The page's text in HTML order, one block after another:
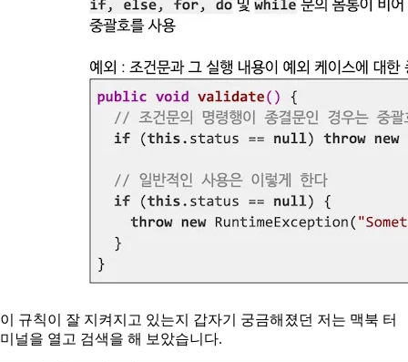
이 규칙이 잘 지켜지고 있는지 갑자기 궁금해졌던 저는 맥북 터
미널을 열고 검색을 해 보았습니다.